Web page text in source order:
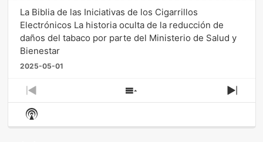
La Biblia de las Iniciativas de los Cigarrillos
Electrónicos La historia oculta de la reducción de
daños del tabaco por parte del Ministerio de Salud y
Bienestar
2025-05-01
Previous
Episode
Show
Episodes
Next
Show
Podcast